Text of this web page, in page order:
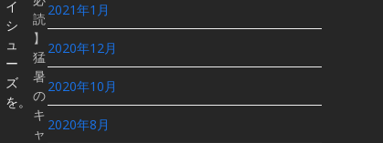
2021年1月
2020年12月
2020年10月
2020年8月
イ
シ
ュ
ー
ズ
を。
読
】
猛
暑
の
キ
ャ